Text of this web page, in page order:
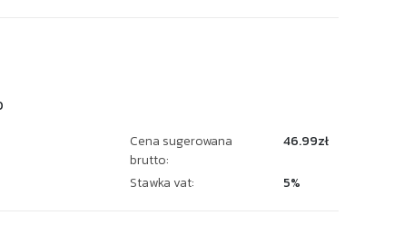
Cena sugerowana
brutto:
46.99zł
Stawka vat: 5%